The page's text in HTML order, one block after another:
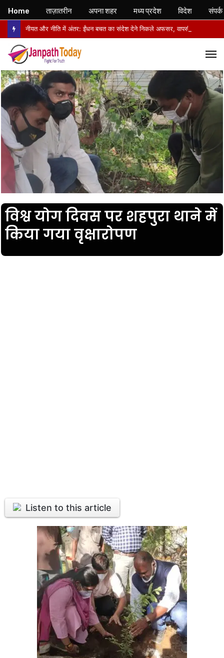
विश्व योग दिवस पर शहपुरा थाने में
किया गया वृक्षारोपण
Listen to this article
Home ताज़ातरीन अपना शहर मध्य प्रदेश विदेश संपर्क